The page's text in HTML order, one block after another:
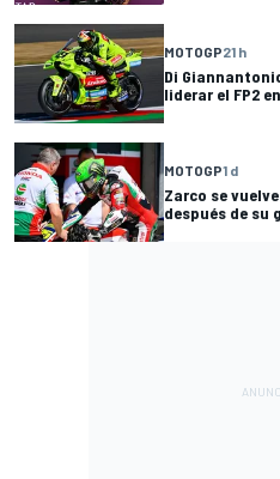
MOTOGP21 h
Di
liderar el FP2
MOTOGP1 d
Zarco se
después de su